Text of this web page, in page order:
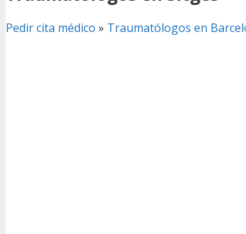
Pedir cita médico » Traumatólogos en